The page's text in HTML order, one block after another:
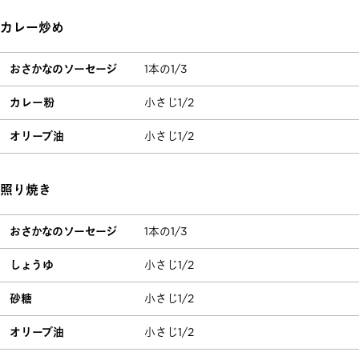
カレー炒め
おさかなのソーセージ 1本の1/3
カレー粉 小さじ1/2
オリーブ油 小さじ1/2
照り焼き
おさかなのソーセージ 1本の1/3
しょうゆ 小さじ1/2
砂糖 小さじ1/2
オリーブ油 小さじ1/2